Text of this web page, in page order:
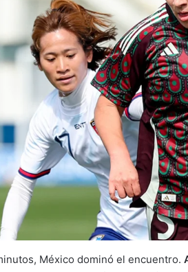
México dominó el encuentro.